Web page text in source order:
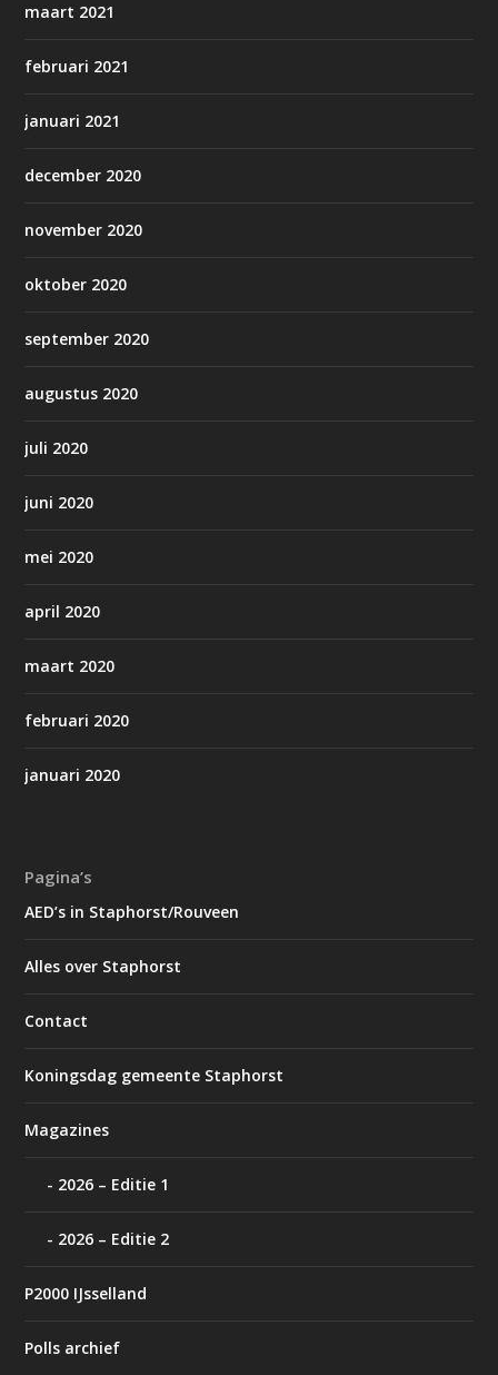
maart 2021
februari 2021
januari 2021
december 2020
november 2020
oktober 2020
september 2020
augustus 2020
juli 2020
juni 2020
mei 2020
april 2020
maart 2020
februari 2020
januari 2020
Pagina’s
AED’s in Staphorst/Rouveen
Alles over Staphorst
Contact
Koningsdag gemeente Staphorst
Magazines
2026 – Editie 1
2026 – Editie 2
P2000 IJsselland
Polls archief